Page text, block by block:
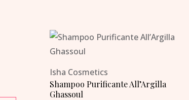
Isha Cosmetics
Shampoo Purificante All’Argilla
Ghassoul